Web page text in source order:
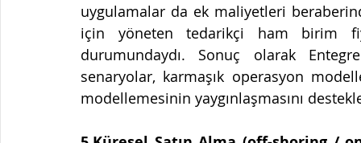
uygulamalar da ek maliyetleri
için yöneten tedarikçi ham birim
durumundaydı. Sonuç olarak
senaryolar, karmaşık operasyon
modellemesinin yaygınlaşmasını